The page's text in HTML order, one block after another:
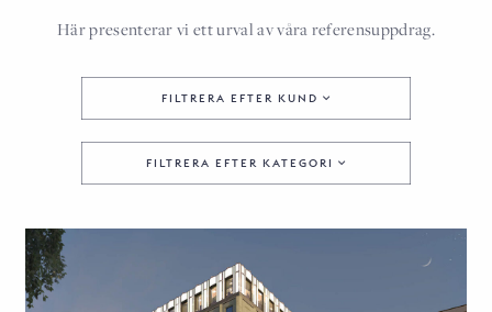
Här presenterar vi ett urval av våra referensuppdrag.
FILTRERA EFTER KUND
FILTRERA EFTER KATEGORI